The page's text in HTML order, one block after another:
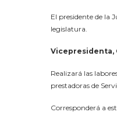
El presidente de la
legislatura.
Vicepresidenta,
Realizará las
prestadoras de
Corresponderá a